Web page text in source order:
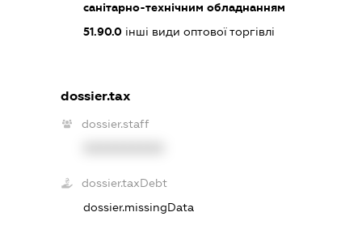
санітарно-технічним обладнанням
51.90.0 інші види оптової торгівлі
dossier.tax
dossier.staff
dossier.taxDebt
dossier.missingData